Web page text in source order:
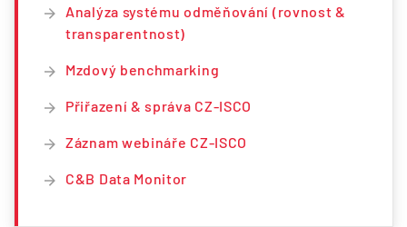
Analýza systému odměňování (rovnost &
transparentnost)
Mzdový benchmarking
Přiřazení & správa CZ-ISCO
Záznam webináře CZ-ISCO
C&B Data Monitor